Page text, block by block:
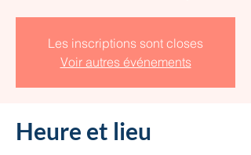
Les inscriptions sont closes
Voir autres événements
Heure et lieu